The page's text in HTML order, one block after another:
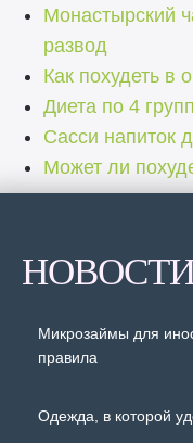
Монастырский
развод
Как похудеть в
Диета по 4
Сасси напиток
Может ли
Микрозаймы для
правила
Одежда, в которой